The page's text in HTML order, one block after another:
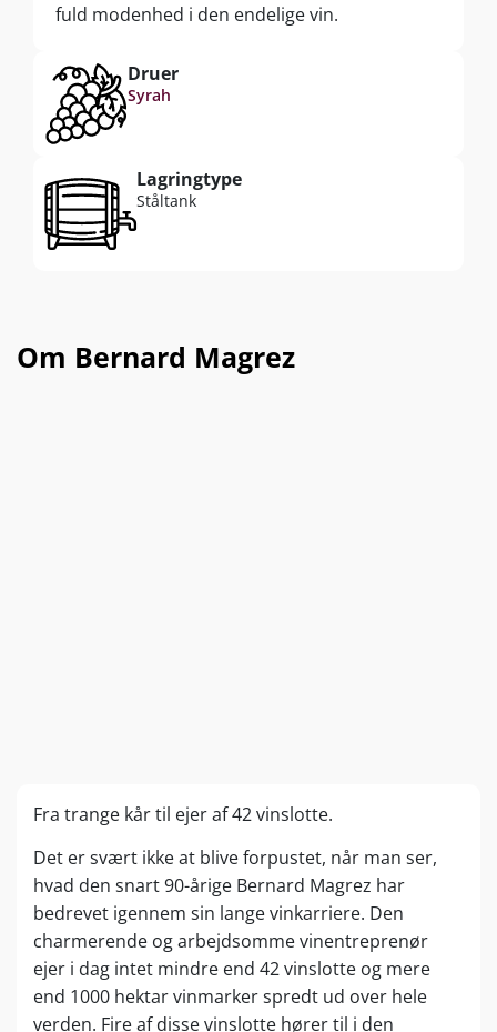
fuld modenhed i den endelige vin.
Druer
Syrah
Lagringtype
Ståltank
Om Bernard Magrez
Fra trange kår til ejer af 42 vinslotte.
Det er svært ikke at blive forpustet, når man ser,
hvad den snart 90-årige Bernard Magrez har
bedrevet igennem sin lange vinkarriere. Den
charmerende og arbejdsomme vinentreprenør
ejer i dag intet mindre end 42 vinslotte og mere
end 1000 hektar vinmarker spredt ud over hele
verden. Fire af disse vinslotte hører til i den